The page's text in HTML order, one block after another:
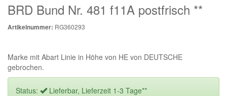
BRD Bund Nr. 481 f11A postfrisch **
Artikelnummer: RG360293
Marke mit Abart Linie in Höhe von HE von DEUTSCHE
gebrochen.
Status: Lieferbar, Lieferzeit 1-3 Tage**